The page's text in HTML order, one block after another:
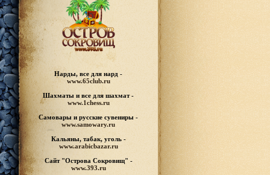
Нарды, все для нард -
www.65club.ru
Шахматы и все для шахмат -
www.1chess.ru
Самовары и русские сувениры -
www.samowary.ru
Кальяны, табак, уголь -
www.arabicbazar.ru
Сайт "Острова Сокровищ" -
www.393.ru